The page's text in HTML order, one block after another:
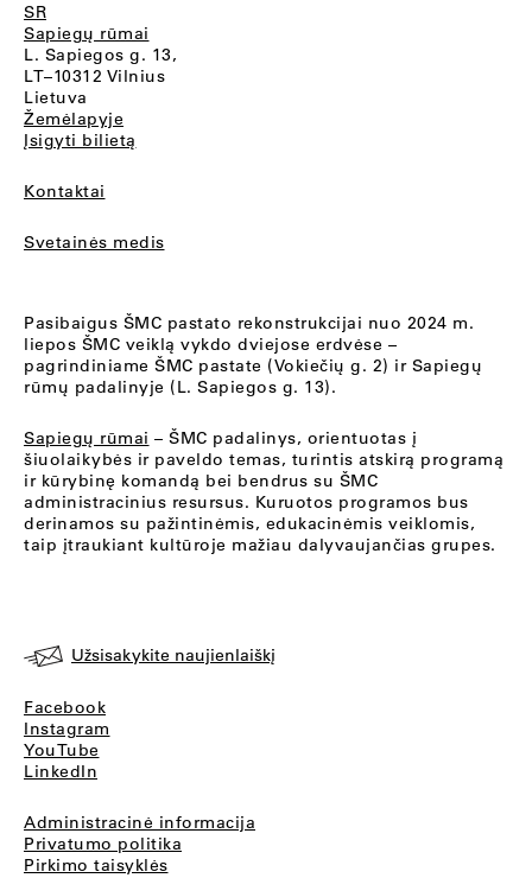
SR
Sapiegų rūmai
L. Sapiegos g. 13,
LT–10312 Vilnius
Lietuva
Žemėlapyje
Įsigyti bilietą
Kontaktai
Svetainės medis
Pasibaigus ŠMC pastato rekonstrukcijai nuo 2024 m.
liepos ŠMC veiklą vykdo dviejose erdvėse –
pagrindiniame ŠMC pastate (Vokiečių g. 2) ir Sapiegų
rūmų padalinyje (L. Sapiegos g. 13).
Sapiegų rūmai – ŠMC padalinys, orientuotas į
šiuolaikybės ir paveldo temas, turintis atskirą programą
ir kūrybinę komandą bei bendrus su ŠMC
administracinius resursus. Kuruotos programos bus
derinamos su pažintinėmis, edukacinėmis veiklomis,
taip įtraukiant kultūroje mažiau dalyvaujančias grupes.
Užsisakykite naujienlaiškį
Facebook
Instagram
YouTube
LinkedIn
Administracinė informacija
Privatumo politika
Pirkimo taisyklės